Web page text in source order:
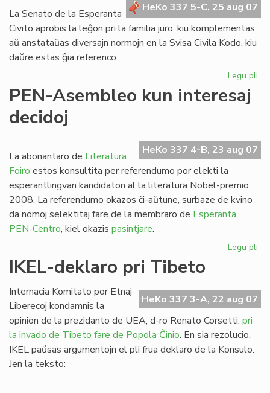
HeKo 337 5-C, 25 aug 07
La Senato de la Esperanta
Civito aprobis la leĝon pri la familia juro, kiu komplementas
aŭ anstataŭas diversajn normojn en la Svisa Civila Kodo, kiu
daŭre estas ĝia referenco.
Legu pli
en
PEN-Asembleo kun interesaj
decidoj
HeKo 337 4-B, 23 aug 07
La abonantaro de Literatura
Foiro estos konsultita per referendumo por elekti la
esperantlingvan kandidaton al la literatura Nobel-premio
2008. La referendumo okazos ĉi-aŭtune, surbaze de kvino
da nomoj selektitaj fare de la membraro de Esperanta
PEN-Centro, kiel okazis pasintjare.
Legu pli
IKEL-deklaro pri Tibeto
HeKo 337 3-A, 22 aug 07
Internacia Komitato por Etnaj
Liberecoj kondamnis la
opinion de la prezidanto de UEA, d-ro Renato Corsetti, pri
la invado de Tibeto fare de Popola Ĉinio. En sia rezolucio,
IKEL paŭsas argumentojn el pli frua deklaro de la Konsulo.
Jen la teksto: